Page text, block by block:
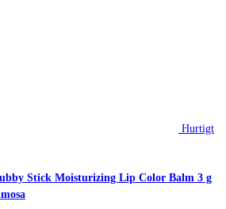
Hurtigt
Stick Moisturizing Lip Color Balm 3 g